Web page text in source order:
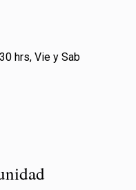
hrs, Vie y Sab